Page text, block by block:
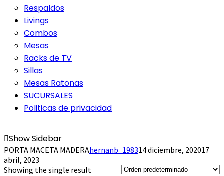
Respaldos
Livings
Combos
Mesas
Racks de TV
Sillas
Mesas Ratonas
SUCURSALES
Politicas de privacidad
Show Sidebar
PORTA MACETA MADERAhernanb_198314 diciembre, 202017
abril, 2023
Showing the single result